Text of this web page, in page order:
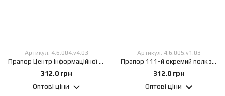
Артикул: 4.6.004.v4.03
Прапор Центр інформаційної боротьби ССО, 60х90 см, Штучний шовк 50 г/м², Сублімаційний друк, односторонній, Кишеня під древко зліва
312.0 грн
Оптові ціни
Артикул: 4.6.005.v1.03
Прапор 111-й окремий полк зв’язку ССО, 60х90 см, Штучний шовк 50 г/м², Сублімаційний друк, односторонній, Кишеня під древко зліва
312.0 грн
Оптові ціни